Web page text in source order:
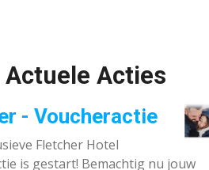
Actuele Acties
- Voucheractie
Fletcher Hotel
is gestart! Bemachtig nu jouw